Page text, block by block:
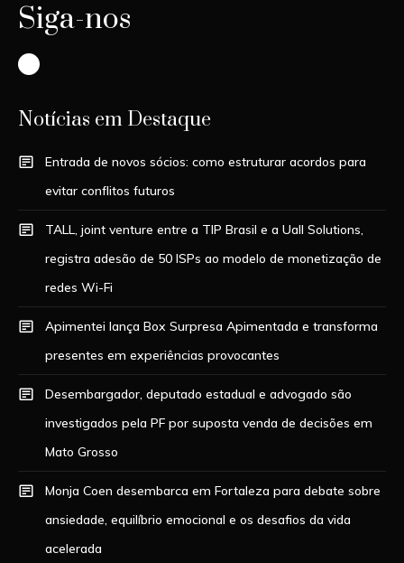
Siga-nos
Instagram
Notícias em Destaque
Entrada de novos sócios: como estruturar acordos para
evitar conflitos futuros
TALL, joint venture entre a TIP Brasil e a Uall Solutions,
registra adesão de 50 ISPs ao modelo de monetização de
redes Wi-Fi
Apimentei lança Box Surpresa Apimentada e transforma
presentes em experiências provocantes
Desembargador, deputado estadual e advogado são
investigados pela PF por suposta venda de decisões em
Mato Grosso
Monja Coen desembarca em Fortaleza para debate sobre
ansiedade, equilíbrio emocional e os desafios da vida
acelerada